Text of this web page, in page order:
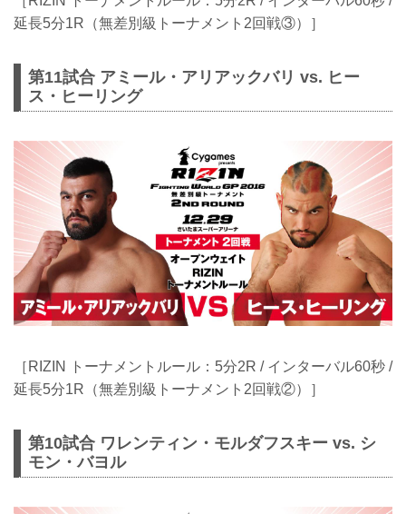
延長5分1R（無差別級トーナメント2回戦③）］
第11試合 アミール・アリアックバリ vs. ヒー
ス・ヒーリング
［RIZIN トーナメントルール：5分2R / インターバル60秒 /
延長5分1R（無差別級トーナメント2回戦②）］
第10試合 ワレンティン・モルダフスキー vs. シ
モン・バヨル